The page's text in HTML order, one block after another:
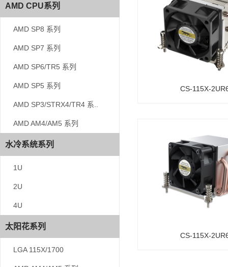
AMD CPU系列
AMD SP8 系列
AMD SP7 系列
AMD SP6/TR5 系列
AMD SP5 系列
AMD SP3/STRX4/TR4 系..
AMD AM4/AM5 系列
水冷系统系列
1U
2U
4U
太阳花系列
LGA 115X/1700
AMD CPU系列
AMD SP8 系列
AMD SP7 系列
AMD SP6/TR5 系列
AMD SP5 系列
AMD SP3/STRX4/TR4 系..
AMD AM4/AM5 系列
水冷系统系列
1U
2U
4U
太阳花系列
LGA 115X/1700
CS-115X-
CS-115X-